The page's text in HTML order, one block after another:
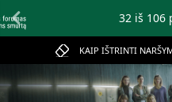
KAIP IŠTRINTI
32iš 106